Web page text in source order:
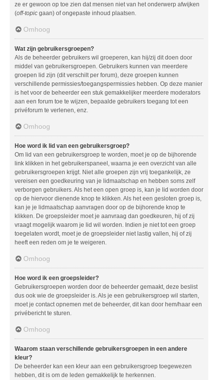
ze er gewoon op toe zien dat mensen niet van het onderwerp afwijken
(off-topic gaan) of ongepaste inhoud plaatsen.
Omhoog
Wat zijn gebruikersgroepen?
Als de beheerder gebruikers wil groeperen, kan hij/zij dit doen door
middel van gebruikersgroepen. Gebruikers kunnen van meerdere
groepen lid zijn (dit verschilt per forum), deze groepen kunnen
verschillende permissies/toegangspermissies hebben. Op deze manier
is het voor de beheerder een stuk gemakkelijker meerdere moderators
aan een forum toe te wijzen, bepaalde gebruikers toegang tot een
privéforum te verlenen, enz.
Omhoog
Hoe word ik lid van een gebruikersgroep?
Om lid van een gebruikersgroep te worden, moet je op de bijhorende
link klikken in het gebruikerspaneel, waarna je een overzicht van alle
gebruikersgroepen krijgt. Niet alle groepen zijn vrij toegankelijk, ze
vereisen een goedkeuring van je lidmaatschap en hebben soms zelf
verborgen gebruikers. Als het een open groep is, kan je lid worden door
op de hiervoor dienende knop te klikken. Als het een gesloten groep is,
kan je je lidmaatschap aanvragen door op de bijhorende knop te
klikken. De groepsleider moet je aanvraag dan goedkeuren, hij of zij
vraagt mogelijk waarom je lid wil worden. Indien je niet tot een groep
toegelaten wordt, moet je de groepsleider niet lastig vallen, hij of zij
heeft een reden om je te weigeren.
Omhoog
Hoe word ik een groepsleider?
Gebruikersgroepen worden door de beheerder gemaakt, deze beslist
dus ook wie de groepsleider is. Als je een gebruikersgroep wil starten,
moet je contact opnemen met de beheerder, dit kan door hem/haar een
privébericht te sturen.
Omhoog
Waarom staan verschillende gebruikersgroepen in een andere
kleur?
De beheerder kan een kleur aan een gebruikersgroep toegewezen
hebben, dit is om de leden gemakkelijk te herkennen.